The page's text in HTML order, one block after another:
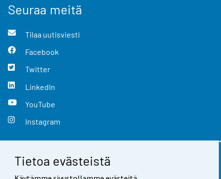
Tietoa evästeistä
Seuraa meitä
Tilaa uutisviesti
Facebook
Twitter
LinkedIn
YouTube
Instagram
Yhteystiedot